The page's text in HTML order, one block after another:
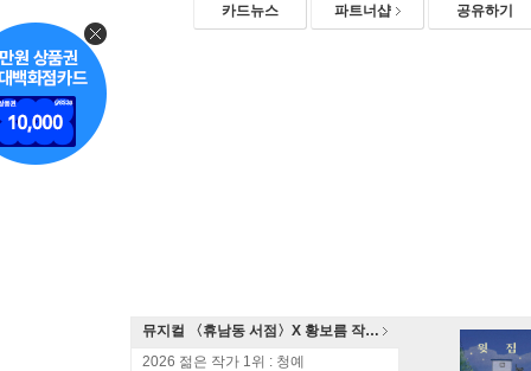
카드뉴스 파트너샵 공유하기
뮤지컬 〈휴남동 서점〉X 황보름 작가 북토크
2026 젊은 작가 1위 : 청예